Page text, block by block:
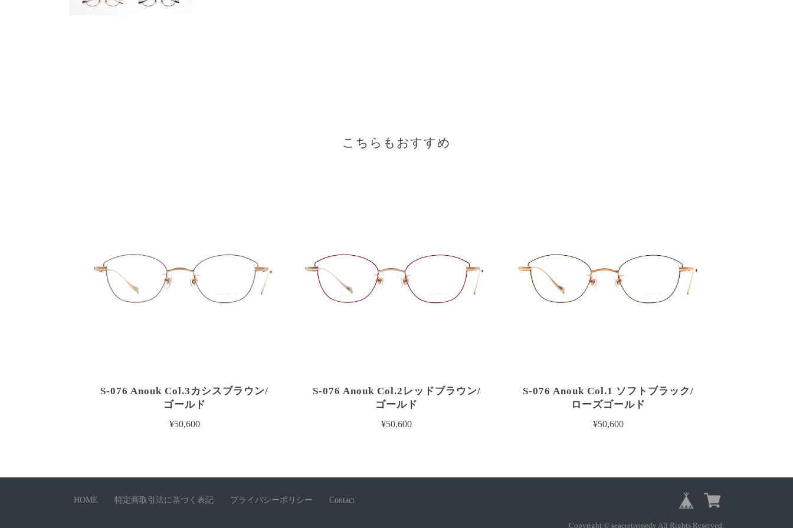
こちらもおすすめ
S-076 Anouk Col.3カシスブラウン/
ゴールド
¥50,600
S-076 Anouk Col.2レッドブラウン/
ゴールド
¥50,600
S-076 Anouk Col.1 ソフトブラック/
ローズゴールド
¥50,600
HOME 特定商取引法に基づく表記 プライバシーポリシー Contact
Copyright © seacretremedy All Rights Reserved.